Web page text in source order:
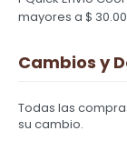
mayores a $
Cambios y
Todas las
su cambio.